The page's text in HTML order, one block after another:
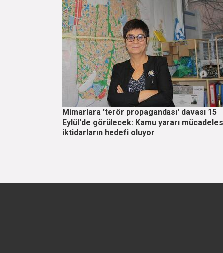
Mimarlara 'terör propagandası' davası 15
Eylül'de görülecek: Kamu yararı
iktidarların hedefi oluyor